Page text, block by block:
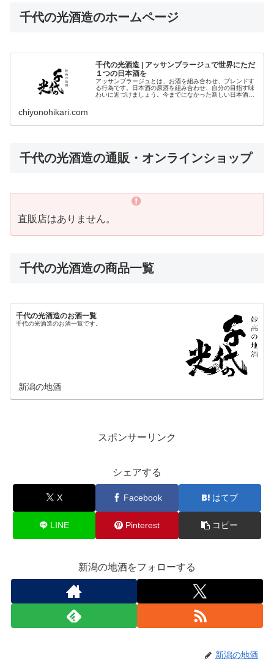
千代の光酒造のホームページ
千代の光酒造 | アッサンブラージュで世界にただ
１つの日本酒を
アッサンブラージュとは、お酒を組み合わせ、ブレンドす
る行為です。日本酒の原酒を組み合わせ、自分の目指す味
わいに近づけましょう。今までになかった新しい日本酒の
chiyonohikari.com
千代の光酒造の通販・オンラインショップ
直販店はありません。
千代の光酒造の商品一覧
千代の光酒造のお酒一覧
千代の光酒造のお酒一覧です。
新潟の地酒
スポンサーリンク
シェアする
X Facebook はてブ
LINE Pinterest コピー
新潟の地酒をフォローする
新潟の地酒